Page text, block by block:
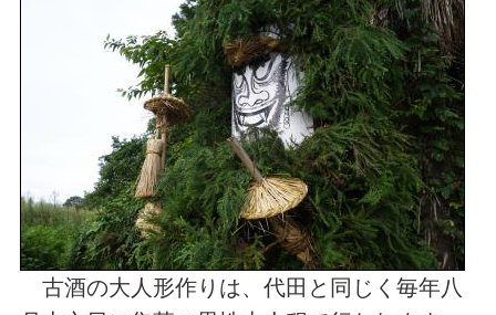
古酒の大人形作りは、代田と同じく毎年八